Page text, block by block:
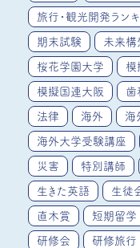
旅行・観光開発ラン
期末試験 未来構
桜花学園大学 模
模擬国連大阪 歯
法律 海外 海
海外大学受験講座
災害 特別講師
生きた英語 生徒
直木賞 短期留学
研修会 研修旅行